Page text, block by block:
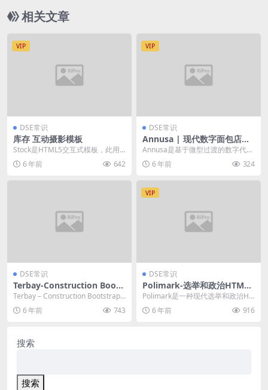
相关文章
VIP
DSE常识
库存 互动摄影模板
Stock是HTML5交互式模板，此用
于创意摄影和Portofolio模板的模
板...6 年前 642
VIP
DSE常识
Annusa | 现代数字面包店HT
ML模板
Annusa是基于微型过渡的数字代理
机构，适用于代理机构和自由职业
者。 现在，您...
6 年前 324
DSE常识
Terbay-Construction Boots
trap5模板
Terbay – Construction Bootstrap5
模板是一个动态，...
6 年前 743
VIP
DSE常识
Polimark-选举和政治HTML
模板
Polimark是一种现代选举和政治HT
ML模板。 政治领袖，政治运动，候
选人，...
6 年前 916
搜索
搜索